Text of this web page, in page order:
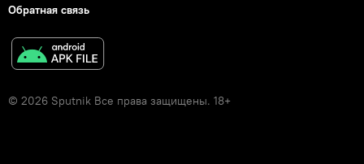
Обратная связь
© 2026 Sputnik Все права защищены. 18+